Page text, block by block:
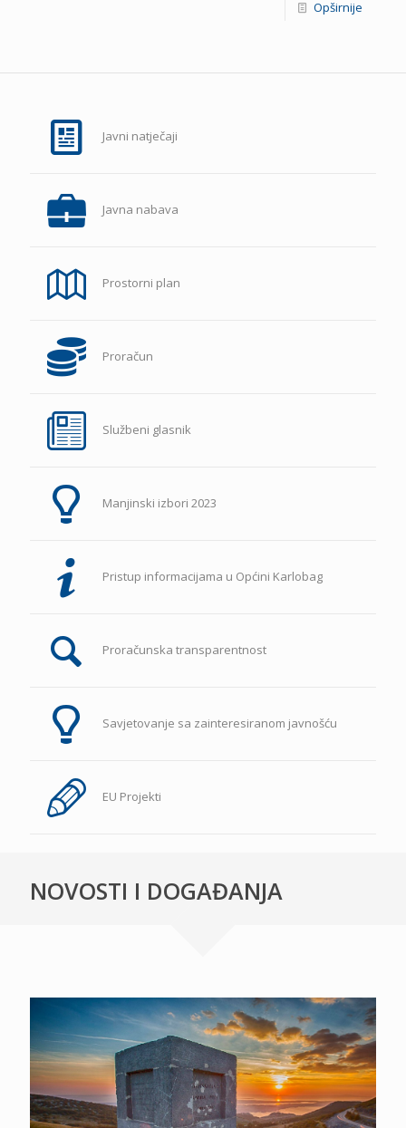
Opširnije
Javni natječaji
Javna nabava
Prostorni plan
Proračun
Službeni glasnik
Manjinski izbori 2023
Pristup informacijama u Općini Karlobag
Proračunska transparentnost
Savjetovanje sa zainteresiranom javnošću
EU Projekti
NOVOSTI I DOGAĐANJA